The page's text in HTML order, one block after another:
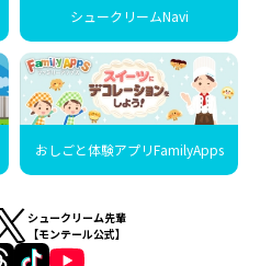
シュークリームNavi
おしごと体験アプリFamilyApps
シュークリーム先輩
【モンテール公式】